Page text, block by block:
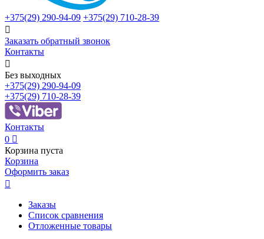
+375(29) 290-94-09 +375(29) 710-28-39

Заказать обратный звонок
Контакты

Без выходных
+375(29) 290-94-09
+375(29) 710-28-39
Контакты
0 
Корзина пуста
Корзина
Оформить заказ

Заказы
Список сравнения
Отложенные товары